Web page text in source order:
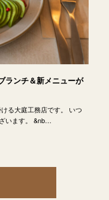
ランチ＆新メニューが
る大庭工務店です。 いつ
います。 &nb…